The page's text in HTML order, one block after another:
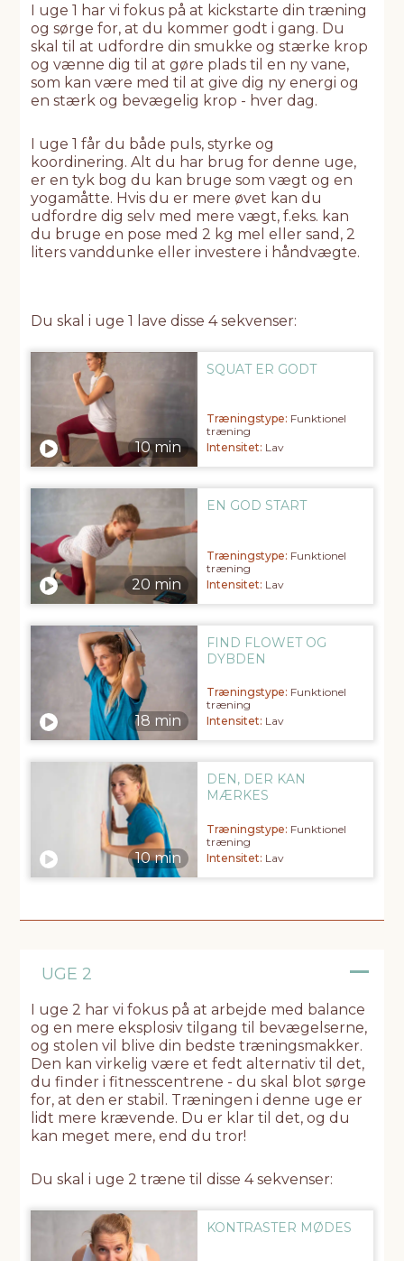
I uge 1 har vi fokus på at kickstarte din træning
og sørge for, at du kommer godt i gang. Du
skal til at udfordre din smukke og stærke krop
og vænne dig til at gøre plads til en ny vane,
som kan være med til at give dig ny energi og
en stærk og bevægelig krop - hver dag.
I uge 1 får du både puls, styrke og
koordinering. Alt du har brug for denne uge,
er en tyk bog du kan bruge som vægt og en
yogamåtte. Hvis du er mere øvet kan du
udfordre dig selv med mere vægt, f.eks. kan
du bruge en pose med 2 kg mel eller sand, 2
liters vanddunke eller investere i håndvægte.
Du skal i uge 1 lave disse 4 sekvenser:
SQUAT ER GODT
Træningstype: Funktionel
træning
Intensitet: Lav
EN GOD START
Træningstype: Funktionel
træning
Intensitet: Lav
FIND FLOWET OG
DYBDEN
Træningstype: Funktionel
træning
Intensitet: Lav
DEN, DER KAN
MÆRKES
Træningstype: Funktionel
træning
Intensitet: Lav
UGE 2
I uge 2 har vi fokus på at arbejde med balance
og en mere eksplosiv tilgang til bevægelserne,
og stolen vil blive din bedste træningsmakker.
Den kan virkelig være et fedt alternativ til det,
du finder i fitnesscentrene - du skal blot sørge
for, at den er stabil. Træningen i denne uge er
lidt mere krævende. Du er klar til det, og du
kan meget mere, end du tror!
Du skal i uge 2 træne til disse 4 sekvenser:
KONTRASTER MØDES